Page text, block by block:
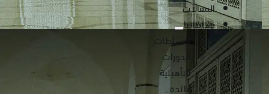
المقالات
نشاطاتنا
النشاطات
الدورات
التأهيلية
فائدة